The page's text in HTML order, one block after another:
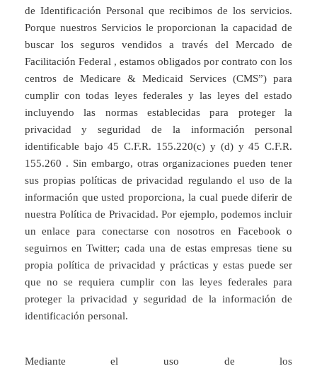
de Identificación Personal que recibimos de los servicios.
Porque nuestros Servicios le proporcionan la capacidad de
buscar los seguros vendidos a través del Mercado de
Facilitación Federal , estamos obligados por contrato con los
centros de Medicare & Medicaid Services (CMS”) para
cumplir con todas leyes federales y las leyes del estado
incluyendo las normas establecidas para proteger la
privacidad y seguridad de la información personal
identificable bajo 45 C.F.R. 155.220(c) y (d) y 45 C.F.R.
155.260 . Sin embargo, otras organizaciones pueden tener
sus propias políticas de privacidad regulando el uso de la
información que usted proporciona, la cual puede diferir de
nuestra Política de Privacidad. Por ejemplo, podemos incluir
un enlace para conectarse con nosotros en Facebook o
seguirnos en Twitter; cada una de estas empresas tiene su
propia política de privacidad y prácticas y estas puede ser
que no se requiera cumplir con las leyes federales para
proteger la privacidad y seguridad de la información de
identificación personal.
Mediante el uso de los